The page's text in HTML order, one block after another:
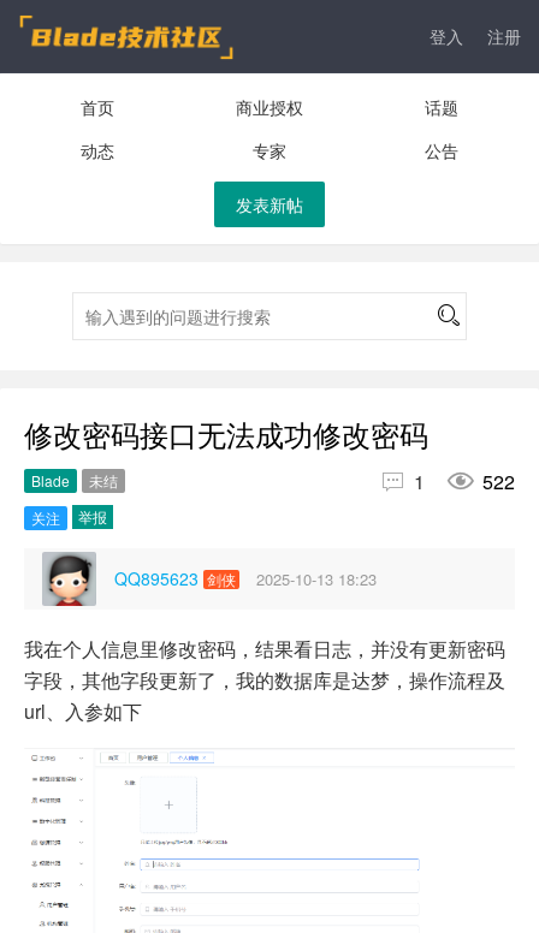
登入 注册
首页 商业授权
话题
动态
专家 公告
发表新帖
修改密码接口无法成功修改密码
Blade
未结
关注
举报
 1  522
QQ895623 剑侠 2025-10-13 18:23
我在个人信息里修改密码，结果看日志，并没有更新密码
字段，其他字段更新了，我的数据库是达梦，操作流程及
url、入参如下